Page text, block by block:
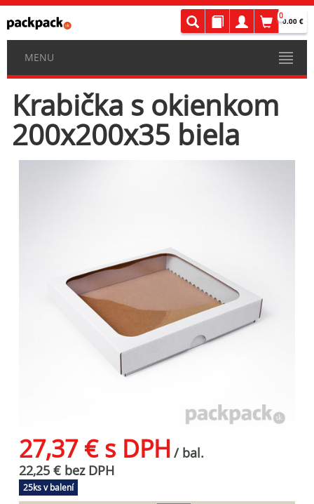
0
0.00 €
MENU
Krabička s okienkom
200x200x35 biela
27,37 € s DPH / bal.
22,25 € bez DPH
25ks v balení